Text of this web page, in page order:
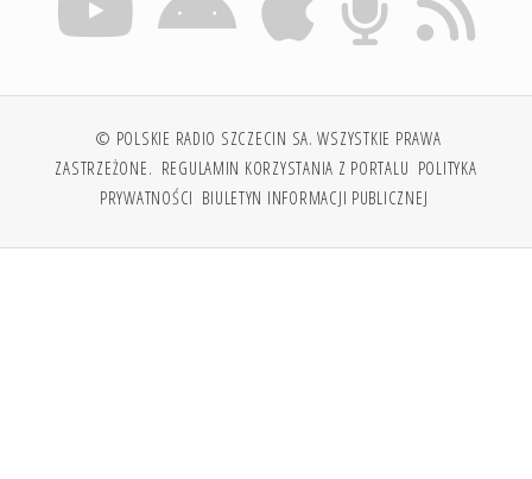
© POLSKIE RADIO SZCZECIN SA. WSZYSTKIE PRAWA
ZASTRZEŻONE. REGULAMIN KORZYSTANIA Z PORTALU POLITYKA
PRYWATNOŚCI BIULETYN INFORMACJI PUBLICZNEJ